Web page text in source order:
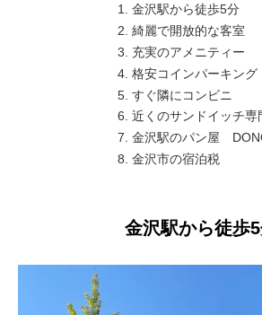
金沢駅から徒歩5分
綺麗で開放的な客室
充実のアメニティー
格安コインパーキング
すぐ隣にコンビニ
近くのサンドイッチ専
金沢駅のパン屋
金沢市の宿泊税
金沢駅から徒歩